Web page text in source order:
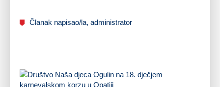
Članak napisao/la, administrator